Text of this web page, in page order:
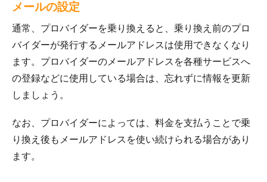
メールの設定
通常、プロバイダーを乗り換えると、乗り換え前のプロ
バイダーが発行するメールアドレスは使用できなくなり
ます。プロバイダーのメールアドレスを各種サービスへ
の登録などに使用している場合は、忘れずに情報を更新
しましょう。
なお、プロバイダーによっては、料金を支払うことで乗
り換え後もメールアドレスを使い続けられる場合があり
ます。